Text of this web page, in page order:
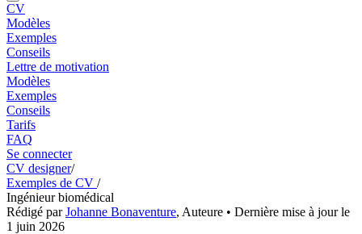
CV
Modèles
Exemples
Conseils
Lettre de motivation
Modèles
Exemples
Conseils
Tarifs
FAQ
Se connecter
CV designer/
Exemples de CV /
Ingénieur biomédical
Rédigé parJohanne Bonaventure, Auteure • Dernière mise à jour le
1 juin 2026